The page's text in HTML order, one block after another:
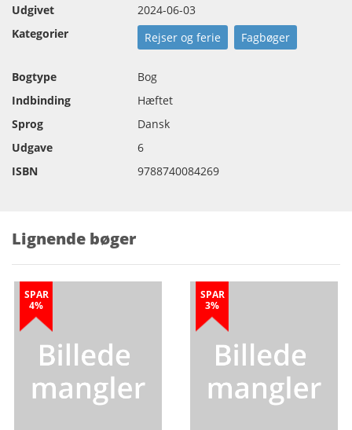
Udgivet
2024-06-03
Kategorier
Rejser og ferie Fagbøger
Bogtype
Bog
Indbinding
Hæftet
Sprog
Dansk
Udgave
6
ISBN
9788740084269
Lignende bøger
SPAR
4%
SPAR
3%